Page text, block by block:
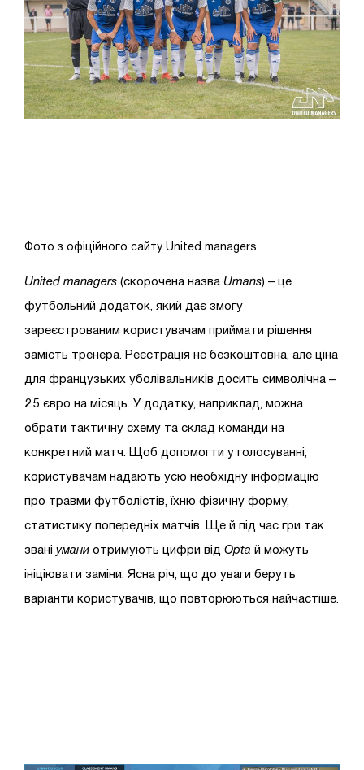
Фото з офіційного сайту United managers
United managers (скорочена назва Umans) – це
футбольний додаток, який дає змогу
зареєстрованим користувачам приймати рішення
замість тренера. Реєстрація не безкоштовна, але ціна
для французьких уболівальників досить символічна –
2.5 євро на місяць. У додатку, наприклад, можна
обрати тактичну схему та склад команди на
конкретний матч. Щоб допомогти у голосуванні,
користувачам надають усю необхідну інформацію
про травми футболістів, їхню фізичну форму,
статистику попередніх матчів. Ще й під час гри так
звані умани отримують цифри від Opta й можуть
ініціювати заміни. Ясна річ, що до уваги беруть
варіанти користувачів, що повторюються найчастіше.